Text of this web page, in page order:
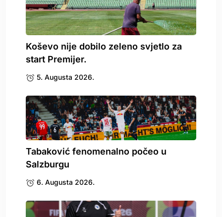
Koševo nije dobilo zeleno svjetlo za
start Premijer.
5. Augusta 2026.
Tabaković fenomenalno počeo u
Salzburgu
6. Augusta 2026.